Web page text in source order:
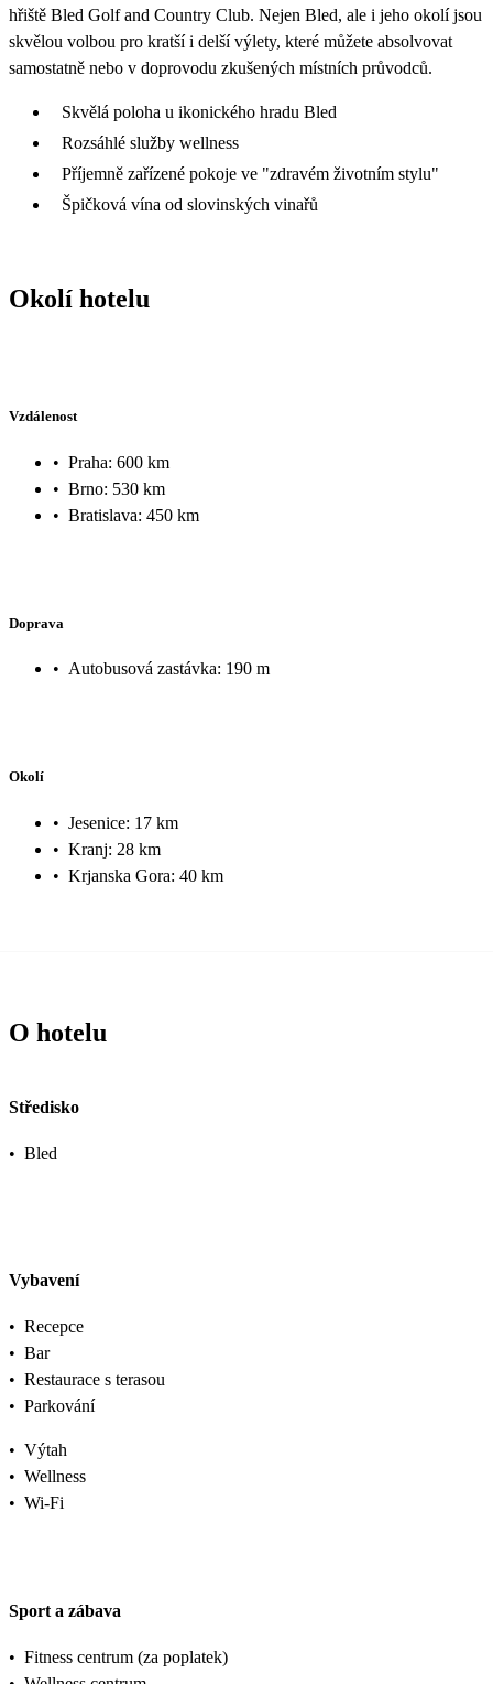
hřiště Bled Golf and Country Club. Nejen Bled, ale i jeho okolí jsou
skvělou volbou pro kratší i delší výlety, které můžete absolvovat
samostatně nebo v doprovodu zkušených místních průvodců.
Skvělá poloha u ikonického hradu Bled
Rozsáhlé služby wellness
Příjemně zařízené pokoje ve "zdravém životním stylu"
Špičková vína od slovinských vinařů
Okolí hotelu
Vzdálenost
• Praha: 600 km
• Brno: 530 km
• Bratislava: 450 km
Doprava
• Autobusová zastávka: 190 m
Okolí
• Jesenice: 17 km
• Kranj: 28 km
• Krjanska Gora: 40 km
O hotelu
Středisko
• Bled
Vybavení
• Recepce
• Bar
• Restaurace s terasou
• Parkování
• Výtah
• Wellness
• Wi-Fi
Sport a zábava
• Fitness centrum (za poplatek)